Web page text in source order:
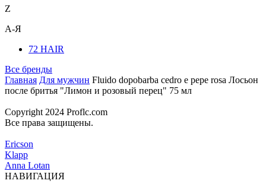
Z
А-Я
72 HAIR
Все бренды
Главная Для мужчин Fluido dopobarba cedro e pepe rosa Лосьон
после бритья "Лимон и розовый перец" 75 мл
Copyright 2024 Proflc.com
Все права защищены.
Ericson
Klapp
Anna Lotan
НАВИГАЦИЯ